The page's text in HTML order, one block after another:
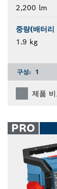
2,200 lm
중량(배터
1.9 kg
구성: 1
제품 비
PRO